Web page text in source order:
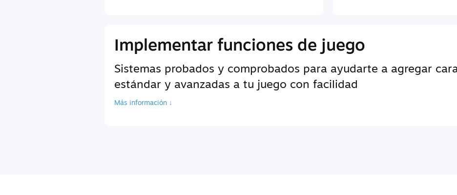
Implementar funciones de juego
Sistemas probados y comprobados para ayudarte a agregar
estándar y avanzadas a tu juego con facilidad
Más información ↓